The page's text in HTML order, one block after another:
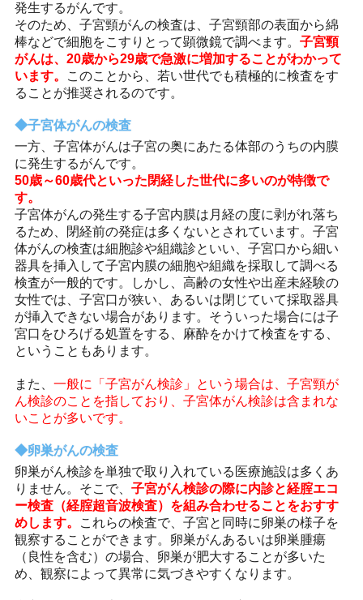
発生するがんです。
そのため、子宮頸がんの検査は、子宮頸部の表面から綿
棒などで細胞をこすりとって顕微鏡で調べます。 子宮頸
がんは、20歳から29歳で急激に増加することがわかって
います。
このことから、若い世代でも積極的に検査をす
ることが推奨されるのです。
子宮体がんの検査
一方、子宮体がんは子宮の奥にあたる体部のうちの内膜
に発生するがんです。
50歳～60歳代といった閉経した世代に多いのが特徴で
す。
子宮体がんの発生する子宮内膜は月経の度に剥がれ落ち
るため、閉経前の発症は多くないとされています。子宮
体がんの検査は細胞診や組織診といい、子宮口から細い
器具を挿入して子宮内膜の細胞や組織を採取して調べる
検査が一般的です。しかし、高齢の女性や出産未経験の
女性では、子宮口が狭い、あるいは閉じていて採取器具
が挿入できない場合があります。そういった場合には子
宮口をひろげる処置をする、麻酔をかけて検査をする、
ということもあります。
また、 一般に「子宮がん検診」という場合は、子宮頸が
ん検診のことを指しており、子宮体がん検診は含まれな
いことが多いです。
卵巣がんの検査
卵巣がん検診を単独で取り入れている医療施設は多くあ
りません。そこで、 子宮がん検診の際に内診と経腟エコ
ー検査（経腟超音波検査）を組み合わせることをおすす
めします。
これらの検査で、子宮と同時に卵巣の様子を
観察することができます。卵巣がんあるいは卵巣腫瘍
（良性を含む）の場合、卵巣が肥大することが多いた
め、観察によって異常に気づきやすくなります。